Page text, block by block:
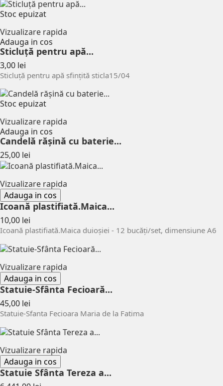
Stoc epuizat
Vizualizare rapida
Adauga in cos
Sticluță pentru apă...
3,00 lei
Sticluță pentru apă sfințită sticla15/04
Stoc epuizat
Vizualizare rapida
Adauga in cos
Candelă rășină cu baterie...
25,00 lei
Vizualizare rapida
Adauga in cos
Icoană plastifiată.Maica...
10,00 lei
Icoană plastifiată.Maica duioşiei - 12 bucăți/set, dimensiune A6
Vizualizare rapida
Adauga in cos
Statuie-Sfânta Fecioară...
45,00 lei
Statuie-Sfanta Fecioara Maria de la Fatima
Vizualizare rapida
Adauga in cos
Statuie Sfânta Tereza a...